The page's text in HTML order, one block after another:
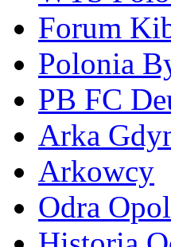
Forum
Polonia
PB FC
Arka
Arkowcy
Odra